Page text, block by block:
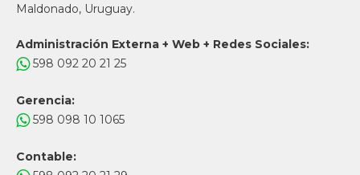
Maldonado, Uruguay.
Administración Externa + Web + Redes Sociales:
598 092 20 21 25
Gerencia:
598 098 10 1065
Contable: